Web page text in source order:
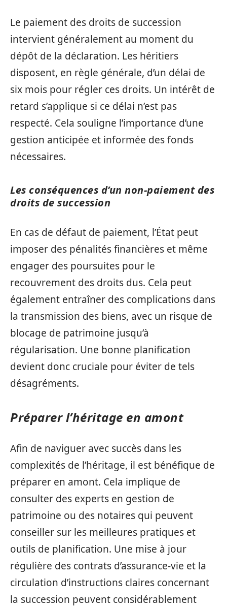
Le paiement des droits de succession
intervient généralement au moment du
dépôt de la déclaration. Les héritiers
disposent, en règle générale, d’un délai de
six mois pour régler ces droits. Un intérêt de
retard s’applique si ce délai n’est pas
respecté. Cela souligne l’importance d’une
gestion anticipée et informée des fonds
nécessaires.
Les conséquences d’un non-paiement des
droits de succession
En cas de défaut de paiement, l’État peut
imposer des pénalités financières et même
engager des poursuites pour le
recouvrement des droits dus. Cela peut
également entraîner des complications dans
la transmission des biens, avec un risque de
blocage de patrimoine jusqu’à
régularisation. Une bonne planification
devient donc cruciale pour éviter de tels
désagréments.
Préparer l’héritage en amont
Afin de naviguer avec succès dans les
complexités de l’héritage, il est bénéfique de
préparer en amont. Cela implique de
consulter des experts en gestion de
patrimoine ou des notaires qui peuvent
conseiller sur les meilleures pratiques et
outils de planification. Une mise à jour
régulière des contrats d’assurance-vie et la
circulation d’instructions claires concernant
la succession peuvent considérablement